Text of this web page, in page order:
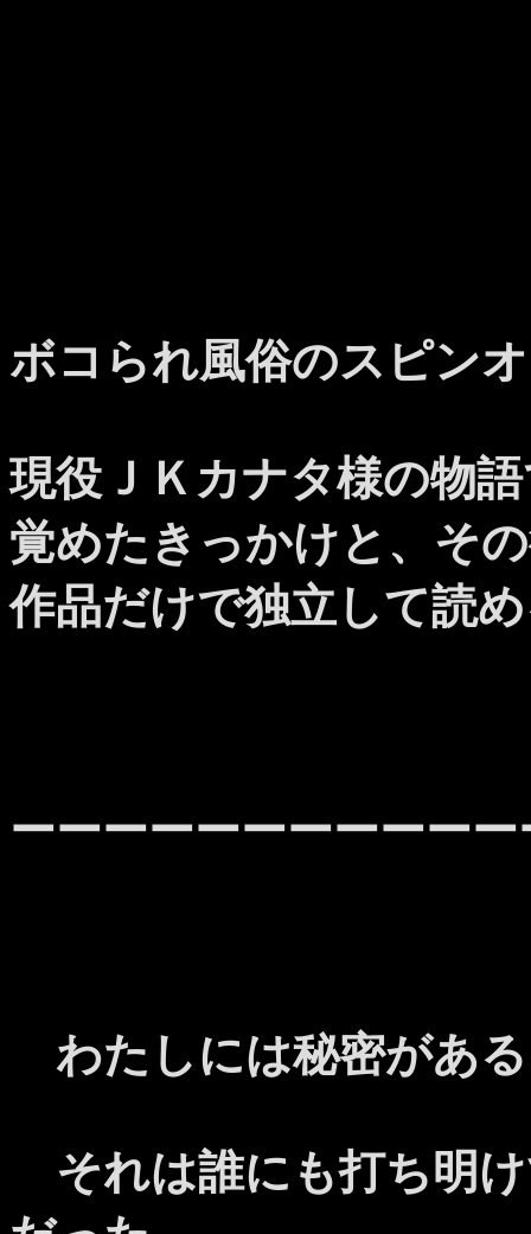
ボコられ風俗のスピン
現役ＪＫカナタ様の物
覚めたきっかけと、そ
作品だけで独立して読
ーーーーーーーーーー
わたしには秘密があ
それは誰にも打ち明